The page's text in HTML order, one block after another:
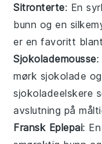
Sitronterte: En
bunn og en
er en favoritt blant
Sjokolademousse
mørk sjokolade
sjokoladeelskere
avslutning på
Fransk Eplepai: